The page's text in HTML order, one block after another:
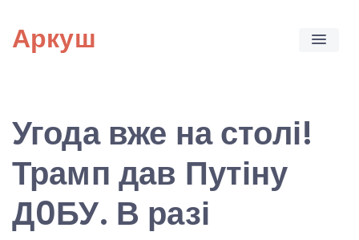
content
Аркуш
Угода вже на столі!
Трамп дав Путіну
Д0БУ. В разі